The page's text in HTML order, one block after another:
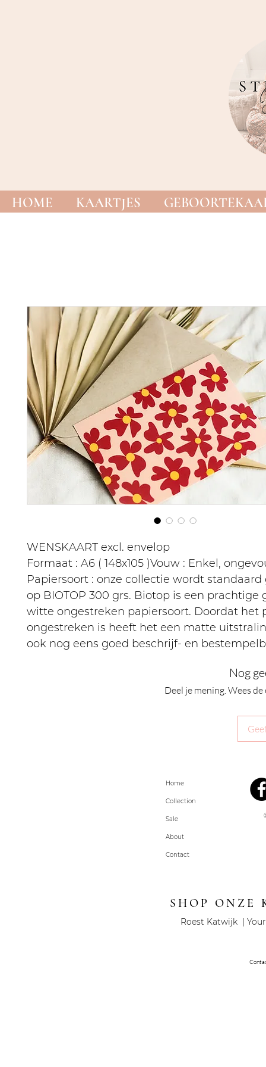
HOME KAARTJES
WENSKAART excl. envelop
Formaat : A6 ( 148x105 )Vouw : Enkel,
Papiersoort : onze collectie wordt
op BIOTOP 300 grs. Biotop is een prachtige
witte ongestreken papiersoort. Doordat het
ongestreken is heeft het een matte
ook nog eens goed beschrijf- en
Nog
Deel je mening. Wees
Home
Collection
Sale
About
Contact
SHOP ONZE
Roest Katwijk |